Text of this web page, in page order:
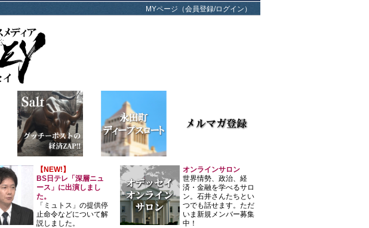
MYページ（会員登録/ログイン）
【NEW!】
BS日テレ「深層ニュ
ース」に出演しまし
た。
「ミュトス」の提供停
止命令などについて解
説しました。
オンラインサロン
世界情勢、政治、経
済・金融を学べるサロ
ン。石井さんたちとい
つでも話せます。ただ
いま新規メンバー募集
中！